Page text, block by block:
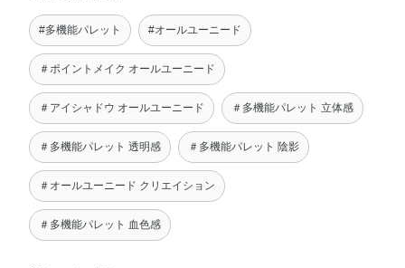
#多機能パレット #オールユーニード
＃ポイントメイク オールユーニード
＃アイシャドウ オールユーニード ＃多機能パレット 立体感
＃多機能パレット 透明感 ＃多機能パレット 陰影
＃オールユーニード クリエイション
＃多機能パレット 血色感